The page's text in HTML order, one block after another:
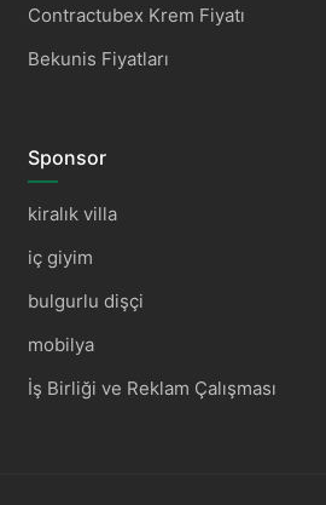
Contractubex Krem Fiyatı
Bekunis Fiyatları
Sponsor
kiralık villa
iç giyim
bulgurlu dişçi
mobilya
İş Birliği ve Reklam Çalışması